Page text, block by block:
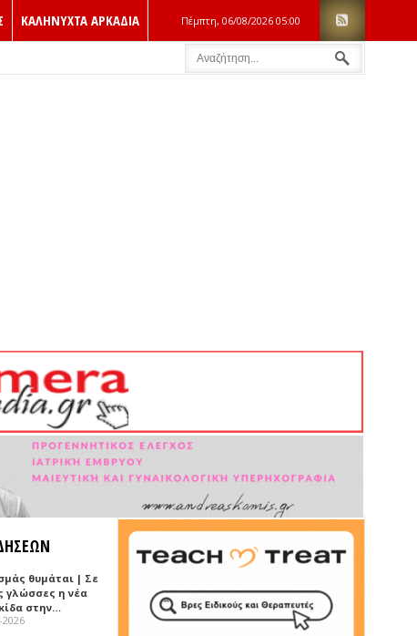
ΚΑΛΗΝΥΧΤΑ ΑΡΚΑΔΙΑ Πέμπτη, 06/08/2026 05:00
θυμάται | Σε
γλώσσες η νέα
στην…
2026